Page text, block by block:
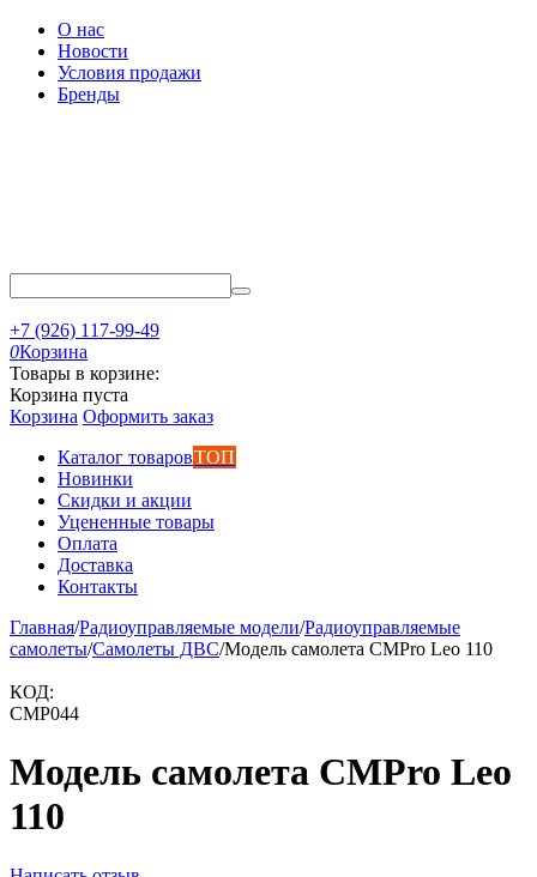
О нас
Новости
Условия продажи
Бренды
+7 (926) 117-99-49
0Корзина
Товары в корзине:
Корзина пуста
Корзина Оформить заказ
Каталог товаровТОП
Новинки
Скидки и акции
Уцененные товары
Оплата
Доставка
Контакты
Главная/Радиоуправляемые модели/Радиоуправляемые
самолеты/Самолеты ДВС/Модель самолета CMPro Leo 110
КОД:
CMP044
Модель самолета CMPro Leo
110